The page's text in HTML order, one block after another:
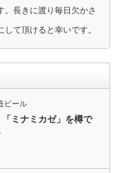
。長きに渡り毎日欠かさ
て頂けると幸いです。
ビール
「ミナミカゼ」を樽で